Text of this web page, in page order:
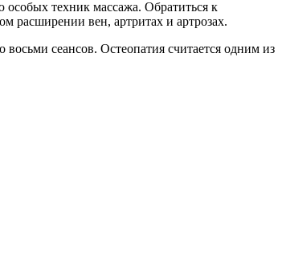
особых техник массажа. Обратиться к
расширении вен, артритах и артрозах.
сеансов. Остеопатия считается одним из